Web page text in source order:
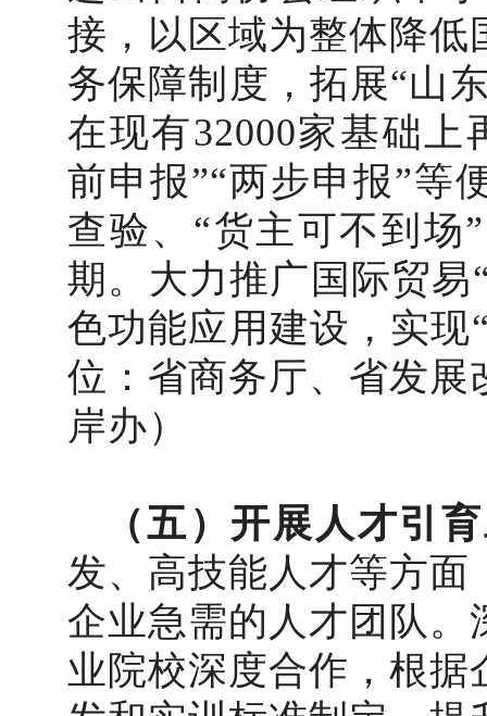
接，以区域为整体降
务保障制度，拓展“山
在现有32000家基础上
前申报”“两步申报”等
查验、“货主可不到场
期。大力推广国际贸易
色功能应用建设，实现
位：省商务厅、省发
岸办）
（五）开展人才引
发、高技能人才等方
企业急需的人才团队
业院校深度合作，根